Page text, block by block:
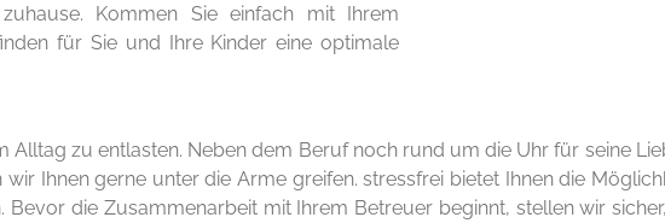
Kommen Sie einfach mit Ihrem
für Sie und Ihre Kinder eine optimale
Alltag zu entlasten. Neben dem Beruf noch rund um die Uhr für seine
wir Ihnen gerne unter die Arme greifen. stressfrei bietet Ihnen die
Bevor die Zusammenarbeit mit Ihrem Betreuer beginnt, stellen wir